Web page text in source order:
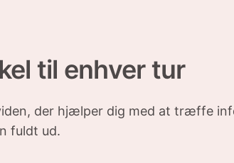
til enhver tur
der hjælper dig med at træffe
fuldt ud.